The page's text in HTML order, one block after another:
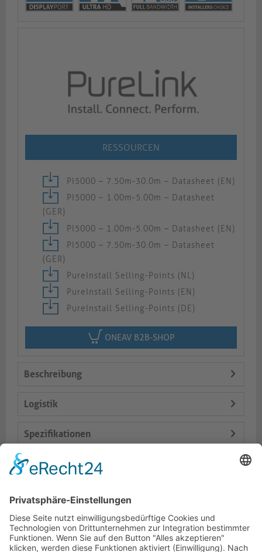
RESSOURCEN
PI5000 – 7.50m-30.0m – Datasheet (EN)
PI5000 – 1.00m-5.00m – Datasheet
(GER)
PI5000 – 1.00m-5.00m – Datasheet (EN)
PI5000 – 7.50m-30.0m – Datasheet
(GER)
PureInstall Selling-Points (NL)
PureInstall Selling-Points (EN)
PureInstall Selling-Points (DE)
ONEAV B2B-SHOP
Beschreibung
Logistik
Spezifikationen
Lieferumfang
Dokumente